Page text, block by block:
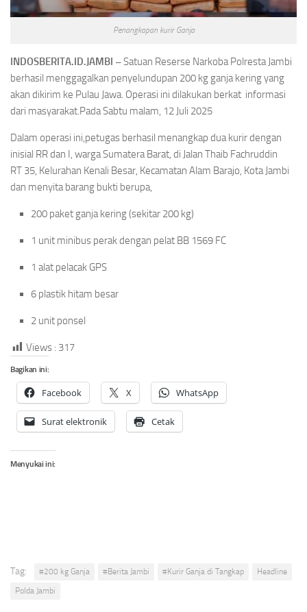
Penangkapan kurir Ganja
INDOSBERITA.ID.JAMBI –Satuan Reserse Narkoba Polresta Jambi
berhasil menggagalkan penyelundupan 200 kg ganja kering yang
akan dikirim ke Pulau Jawa. Operasi ini dilakukan berkat informasi
dari masyarakat.Pada Sabtu malam, 12 Juli 2025
Dalam operasi ini,petugas berhasil menangkap dua kurir dengan
inisial RR dan I, warga Sumatera Barat, di Jalan Thaib Fachruddin
RT 35, Kelurahan Kenali Besar, Kecamatan Alam Barajo, Kota Jambi
dan menyita barang bukti berupa,
200 paket ganja kering (sekitar 200 kg)
1 unit minibus perak dengan pelat BB 1569 FC
1 alat pelacak GPS
6 plastik hitam besar
2 unit ponsel
Views : 317
Bagikan ini:
Facebook X WhatsApp
Surat elektronik Cetak
Menyukai ini:
Tag: #200 kg Ganja #Berita Jambi #Kurir Ganja di Tangkap
Headline
Polda Jambi